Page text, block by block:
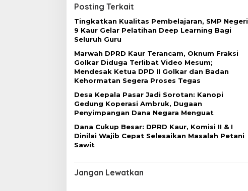
g
a
s
i
p
o
s
Posting Terkait
Tingkatkan Kualitas Pembelajaran, SMP Negeri
9 Kaur Gelar Pelatihan Deep Learning Bagi
Seluruh Guru
Marwah DPRD Kaur Terancam, Oknum Fraksi
Golkar Diduga Terlibat Video Mesum;
Mendesak Ketua DPD II Golkar dan Badan
Kehormatan Segera Proses Tegas
Desa Kepala Pasar Jadi Sorotan: Kanopi
Gedung Koperasi Ambruk, Dugaan
Penyimpangan Dana Negara Menguat
Dana Cukup Besar: DPRD Kaur, Komisi II & I
Dinilai Wajib Cepat Selesaikan Masalah Petani
Sawit
Jangan Lewatkan